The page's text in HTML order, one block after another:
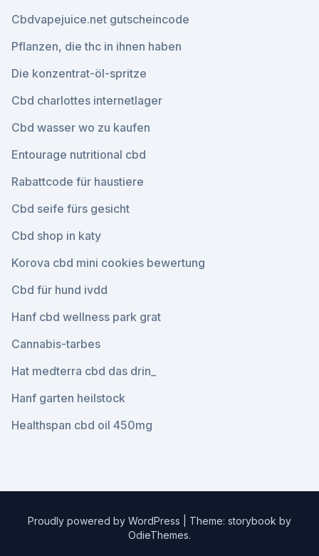
Cbdvapejuice.net gutscheincode
Pflanzen, die thc in ihnen haben
Die konzentrat-öl-spritze
Cbd charlottes internetlager
Cbd wasser wo zu kaufen
Entourage nutritional cbd
Rabattcode für haustiere
Cbd seife fürs gesicht
Cbd shop in katy
Korova cbd mini cookies bewertung
Cbd für hund ivdd
Hanf cbd wellness park grat
Cannabis-tarbes
Hat medterra cbd das drin_
Hanf garten heilstock
Healthspan cbd oil 450mg
Proudly powered by WordPress
Theme: storybook by
OdieThemes.